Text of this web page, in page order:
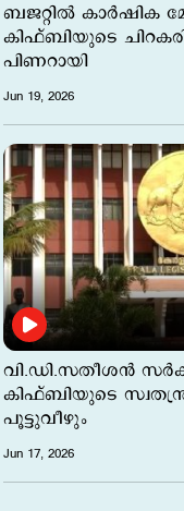
ബജറ്റിൽ കാർഷിക
കിഫ്ബിയുടെ
പിണറായി
Jun 19, 2026
വി.ഡി.സതീശൻ
കിഫ്ബിയുടെ
പൂട്ടുവീഴും
Jun 17, 2026